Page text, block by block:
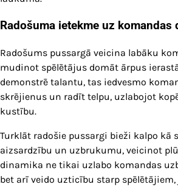
Radošuma ietekme uz komandas
Radošums pussargā veicina labāku
mudinot spēlētājus domāt ārpus
demonstrē talantu, tas iedvesmo
skrējienus un radīt telpu, uzlabojot
kustību.
Turklāt radošie pussargi bieži kalpo kā
aizsardzību un uzbrukumu, veicinot
dinamika ne tikai uzlabo komandas
bet arī veido uzticību starp